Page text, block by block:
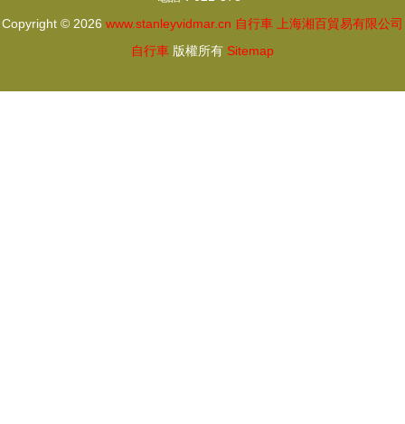
Copyright © 2026 www.stanleyvidmar.cn 自行車
上海湘百貿易有限公司
自行車 版權所有 Sitemap